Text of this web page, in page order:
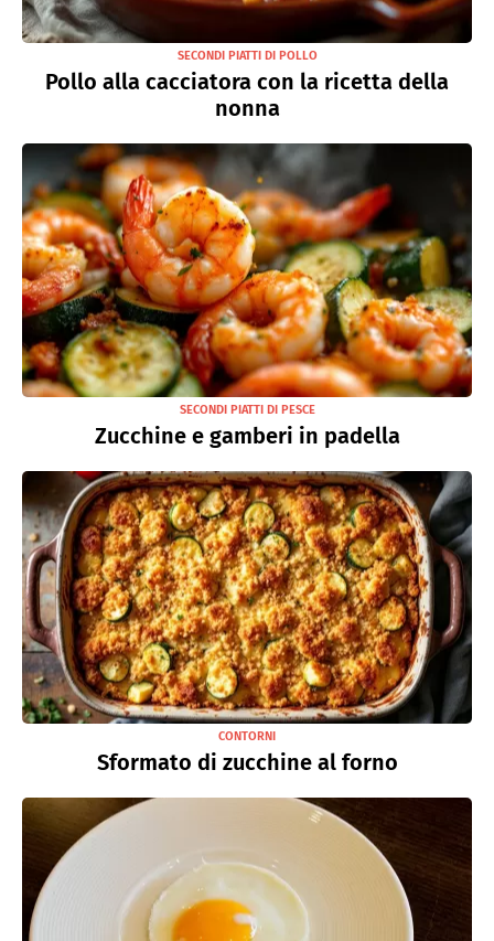
SECONDI PIATTI DI POLLO
Pollo alla cacciatora con la ricetta della
nonna
SECONDI PIATTI DI PESCE
Zucchine e gamberi in padella
CONTORNI
Sformato di zucchine al forno